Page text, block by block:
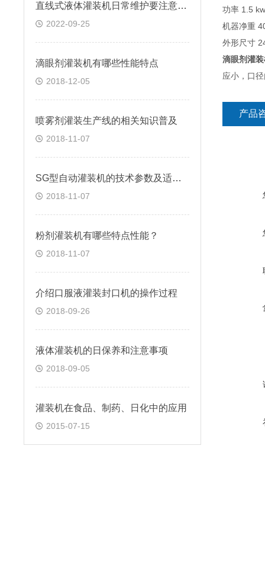
功率 1.5
机器净
外形尺寸
滴眼剂灌
应小，口
产品
直线式液体灌装机日常维护要注意哪些事项
2022-09-25
滴眼剂灌装机有哪些性能特点
2018-12-05
喷雾剂灌装生产线的相关知识普及
2018-11-07
SG型自动灌装机的技术参数及适用范围
2018-11-07
粉剂灌装机有哪些特点性能？
2018-11-07
介绍口服液灌装封口机的操作过程
2018-09-26
液体灌装机的日保养和注意事项
2018-09-05
灌装机在食品、制药、日化中的应用
2015-07-15